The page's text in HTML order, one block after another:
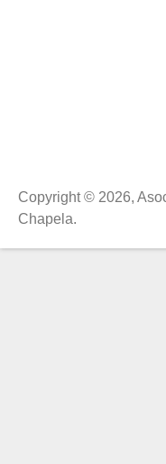
Copyright © 2026,
Chapela.